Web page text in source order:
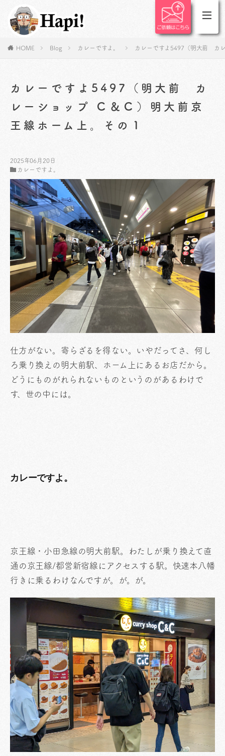
HOME Blog カレーですよ。 カレーですよ5497（明大前 カ
カレーですよ5497（明大前 カ
レーショップ Ｃ＆Ｃ）明大前京
王線ホーム上。その１
2025年06月20日
カレーですよ。
仕方がない。寄らざるを得ない。いやだってさ、何し
ろ乗り換えの明大前駅、ホーム上にあるお店だから。
どうにものがれられないものというのがあるわけで
す、世の中には。
カレーですよ。
京王線・小田急線の明大前駅。わたしが乗り換えて直
通の京王線/都営新宿線にアクセスする駅。快速本八幡
行きに乗るわけなんですが。が。が。